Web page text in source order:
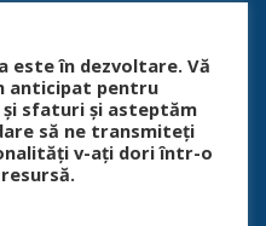
ORADEA
este în dezvoltare. Vă
anticipat pentru
și sfaturi și asteptăm
să ne transmiteți
v-ați dori într-o